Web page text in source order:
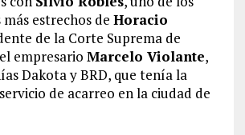
estrechos de Horacio
de la Corte Suprema de
empresario Marcelo Violante,
Dakota y BRD, que tenía la
de acarreo en la ciudad de